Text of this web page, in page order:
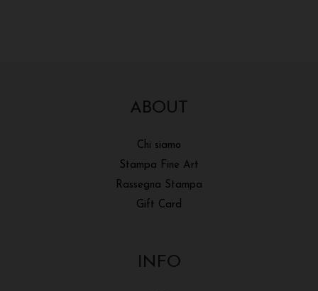
ABOUT
Chi siamo
Stampa Fine Art
Rassegna Stampa
Gift Card
INFO